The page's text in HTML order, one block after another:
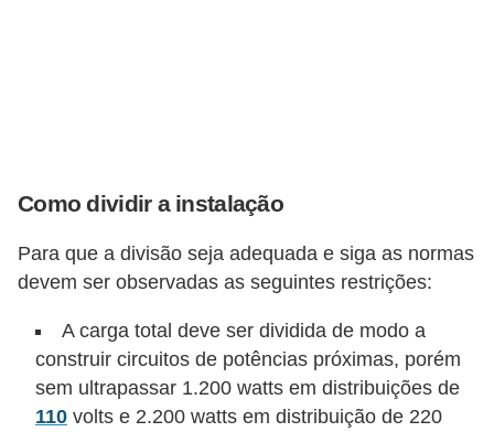
Como dividir a instalação
Para que a divisão seja adequada e siga as normas
devem ser observadas as seguintes restrições:
A carga total deve ser dividida de modo a
construir circuitos de potências próximas, porém
sem ultrapassar 1.200 watts em distribuições de
110 volts e 2.200 watts em distribuição de 220
m
o
–
l
e
t